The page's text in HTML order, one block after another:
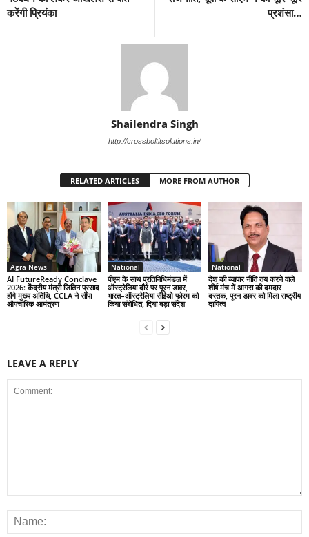
करेंगी प्रियंका
प्रशंसा…
Shailendra Singh
http://crossboltitsolutions.in/
RELATED ARTICLES MORE FROM AUTHOR
Agra News
AI FutureReady Conclave
2026: केंद्रीय मंत्री जितिन प्रसाद
होंगे मुख्य अतिथि, CCLA ने सौंपा
औपचारिक आमंत्रण
National
पीएम के साथ प्रतिनिधिमंडल में
ऑस्ट्रेलिया दौरे पर पूरन डावर,
भारत–ऑस्ट्रेलिया सीईओ फोरम को
किया संबोधित, दिया बड़ा संदेश
National
देश की व्यापार नीति तय करने वाले
शीर्ष मंच में आगरा की दमदार
दस्तक, पूरन डावर को मिला राष्ट्रीय
दायित्व
LEAVE A REPLY